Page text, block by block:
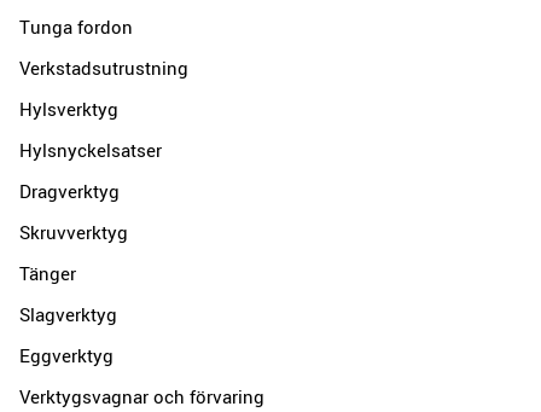
Tunga fordon
Verkstadsutrustning
Hylsverktyg
Hylsnyckelsatser
Dragverktyg
Skruvverktyg
Tänger
Slagverktyg
Eggverktyg
Verktygsvagnar och förvaring